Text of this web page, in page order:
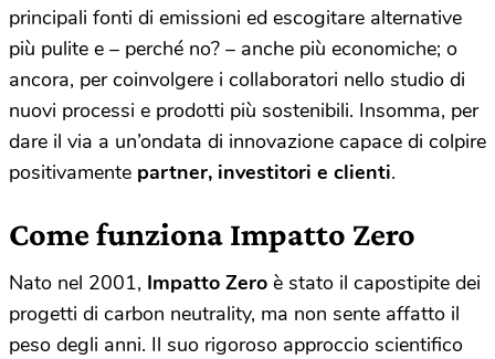
principali fonti di emissioni ed escogitare alternative
più pulite e – perché no? – anche più economiche; o
ancora, per coinvolgere i collaboratori nello studio di
nuovi processi e prodotti più sostenibili. Insomma, per
dare il via a un’ondata di innovazione capace di colpire
positivamente partner, investitori e clienti.
Come funziona Impatto Zero
Nato nel 2001, Impatto Zero è stato il capostipite dei
progetti di carbon neutrality, ma non sente affatto il
peso degli anni. Il suo rigoroso approccio scientifico